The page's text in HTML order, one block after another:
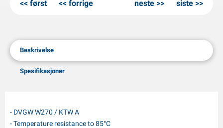
først forrige neste siste
Beskrivelse
Spesifikasjoner
- DVGW W270 / KTW A
- Temperature resistance to 85°C